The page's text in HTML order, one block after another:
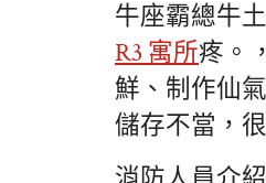
牛座霸總牛
R3 寓所疼。
鮮、制作仙
儲存不當，